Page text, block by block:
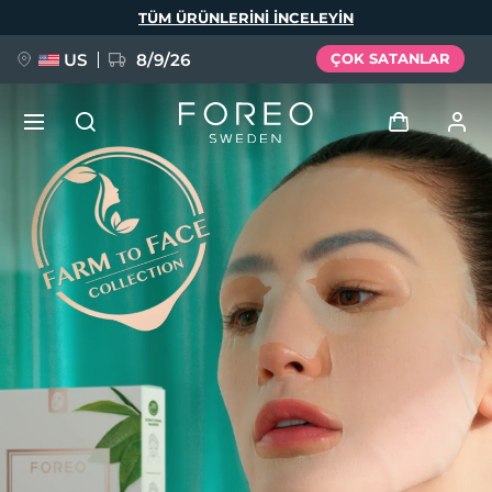
TÜM ÜRÜNLERINI INCELEYIN
US 8/9/26 ÇOK SATANLAR
Giriş
Kullanici profi̇li̇
Cihazlarım
Siparişlerim
Aboneliklerim
YENİ
FAQ™ Pure Beauty-Tech Elixir
BREAKING NEWS
issa™ Teeth Whitening Set
Dil Seçimi
English Deutsch
Español
Italiano
Português
Svenska
Русский
Türkçe
简体中文 繁體中文